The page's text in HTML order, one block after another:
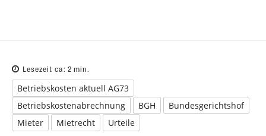
Lesezeit ca: 2 min.
Betriebskosten aktuell AG73
Betriebskostenabrechnung
BGH
Bundesgerichtshof
Mieter
Mietrecht Urteile